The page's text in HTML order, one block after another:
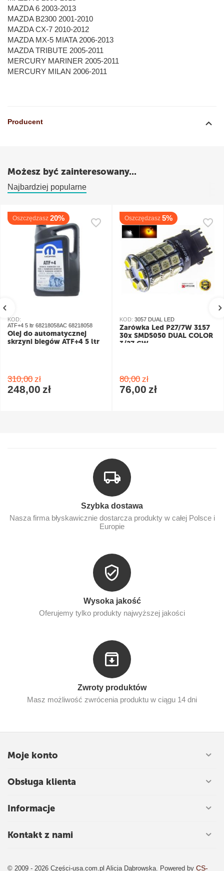
MAZDA 6 2003-2013
MAZDA B2300 2001-2010
MAZDA CX-7 2010-2012
MAZDA MX-5 MIATA 2006-2013
MAZDA TRIBUTE 2005-2011
MERCURY MARINER 2005-2011
MERCURY MILAN 2006-2011
Producent
Możesz być zainteresowany...
Najbardziej popularne
Oszczędzasz 20%
KOD:
ATF+4 5 ltr 68218058AC 68218058
Olej do automatycznej
skrzyni biegów ATF+4 5 ltr
310,00 zł
248,00 zł
Oszczędzasz 5%
KOD: 3057 DUAL LED
Żarówka Led P27/7W 3157
30x SMD5050 DUAL COLOR
3/27 CW
80,00 zł
76,00 zł
Szybka dostawa
Nasza firma błyskawicznie dostarcza produkty w całej Polsce i
Europie
Wysoka jakość
Oferujemy tylko produkty najwyższej jakości
Zwroty produktów
Masz możliwość zwrócenia produktu w ciągu 14 dni
Moje konto
Obsługa klienta
Informacje
Kontakt z nami
© 2009 - 2026 Części-usa.com.pl Alicja Dąbrowska. Powered by CS-